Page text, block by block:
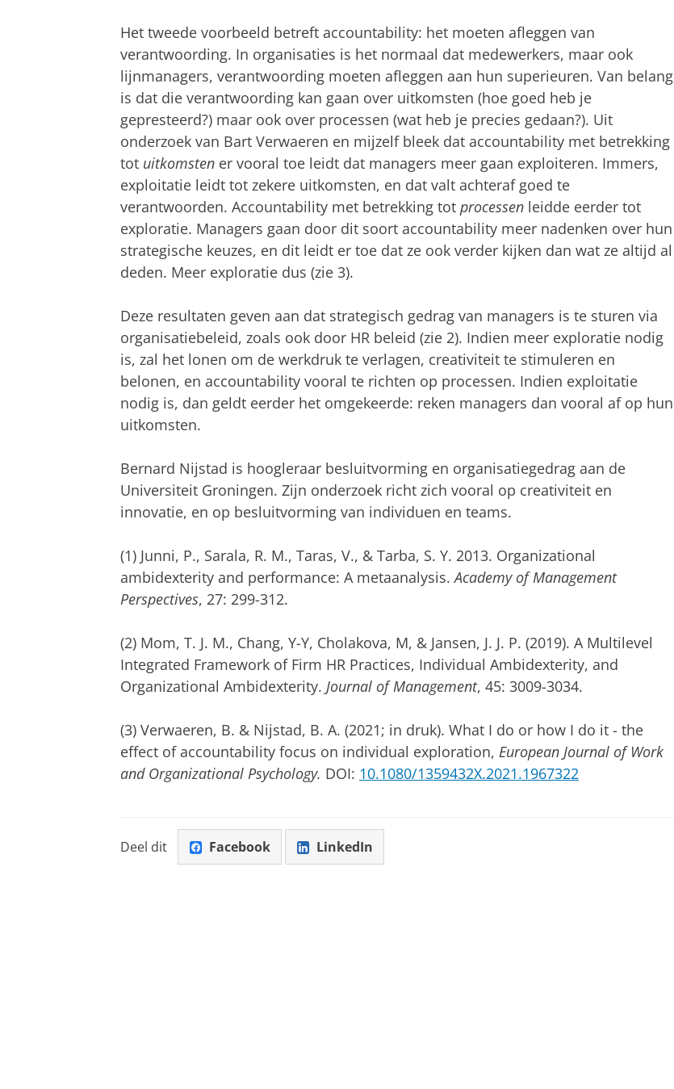
Het tweede voorbeeld betreft accountability: het moeten afleggen van
verantwoording. In organisaties is het normaal dat medewerkers, maar ook
lijnmanagers, verantwoording moeten afleggen aan hun superieuren. Van belang
is dat die verantwoording kan gaan over uitkomsten (hoe goed heb je
gepresteerd?) maar ook over processen (wat heb je precies gedaan?). Uit
onderzoek van Bart Verwaeren en mijzelf bleek dat accountability met betrekking
tot uitkomsten er vooral toe leidt dat managers meer gaan exploiteren. Immers,
exploitatie leidt tot zekere uitkomsten, en dat valt achteraf goed te
verantwoorden. Accountability met betrekking tot processen leidde eerder tot
exploratie. Managers gaan door dit soort accountability meer nadenken over hun
strategische keuzes, en dit leidt er toe dat ze ook verder kijken dan wat ze altijd al
deden. Meer exploratie dus (zie 3).
Deze resultaten geven aan dat strategisch gedrag van managers is te sturen via
organisatiebeleid, zoals ook door HR beleid (zie 2). Indien meer exploratie nodig
is, zal het lonen om de werkdruk te verlagen, creativiteit te stimuleren en
belonen, en accountability vooral te richten op processen. Indien exploitatie
nodig is, dan geldt eerder het omgekeerde: reken managers dan vooral af op hun
uitkomsten.
Bernard Nijstad is hoogleraar besluitvorming en organisatiegedrag aan de
Universiteit Groningen. Zijn onderzoek richt zich vooral op creativiteit en
innovatie, en op besluitvorming van individuen en teams.
(1) Junni, P., Sarala, R. M., Taras, V., & Tarba, S. Y. 2013. Organizational
ambidexterity and performance: A metaanalysis.Academy of Management
Perspectives, 27: 299-312.
(2) Mom, T. J. M., Chang, Y-Y, Cholakova, M, & Jansen, J. J. P. (2019). A Multilevel
Integrated Framework of Firm HR Practices, Individual Ambidexterity, and
Organizational Ambidexterity. Journal of Management, 45: 3009-3034.
(3) Verwaeren, B. & Nijstad, B. A. (2021; in druk). What I do or how I do it - the
effect of accountability focus on individual exploration, European Journal of Work
and Organizational Psychology. DOI: 10.1080/1359432X.2021.1967322
Deel dit Facebook LinkedIn